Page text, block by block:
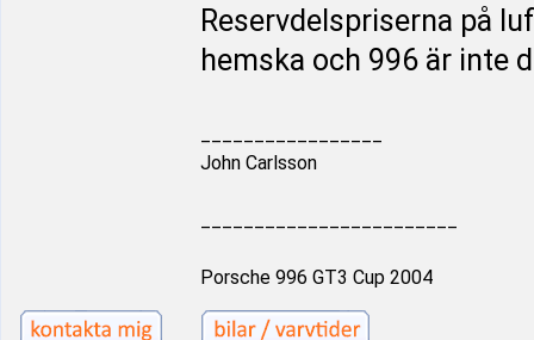
Reservdelspriserna på
hemska och 996 är inte
John Carlsson
Porsche 996 GT3 Cup 2004